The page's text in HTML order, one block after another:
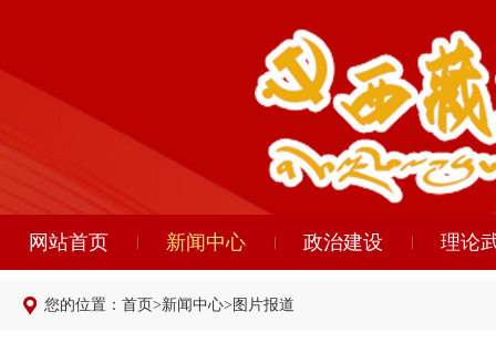
网站首页 新闻中心 政治建设 理论
您的位置： 首页>新闻中心> 图片报道